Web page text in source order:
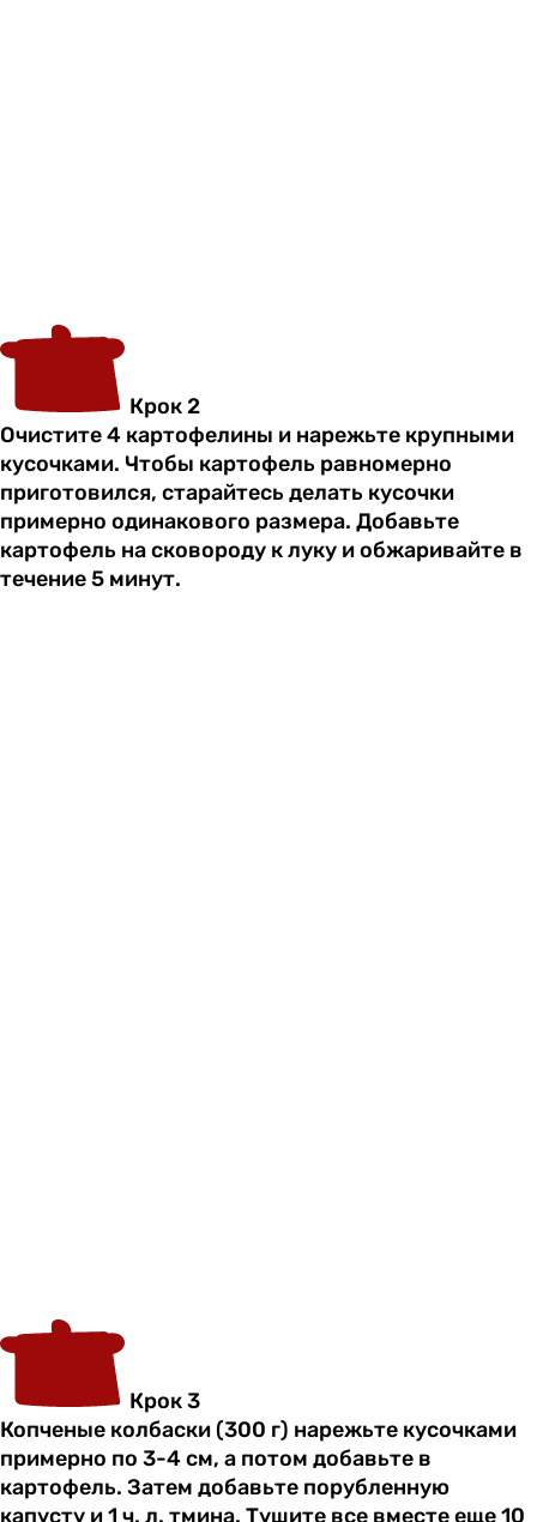
Крок 2
Очистите 4 картофелины и нарежьте крупными
кусочками. Чтобы картофель равномерно
приготовился, старайтесь делать кусочки
примерно одинакового размера. Добавьте
картофель на сковороду к луку и обжаривайте в
течение 5 минут.
Крок 3
Копченые колбаски (300 г) нарежьте кусочками
примерно по 3-4 см, а потом добавьте в
картофель. Затем добавьте порубленную
капусту и 1 ч. л. тмина. Тушите все вместе еще 10